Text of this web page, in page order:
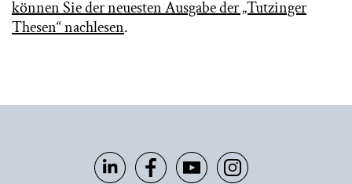
können Sie der neuesten Ausgabe der „Tutzinger
Thesen“ nachlesen.